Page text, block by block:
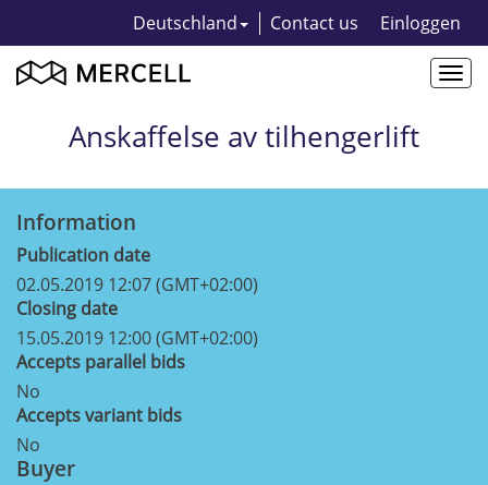
Deutschland Contact us Einloggen
Anskaffelse av tilhengerlift
Information
Publication date
02.05.2019 12:07 (GMT+02:00)
Closing date
15.05.2019 12:00 (GMT+02:00)
Accepts parallel bids
No
Accepts variant bids
No
Buyer